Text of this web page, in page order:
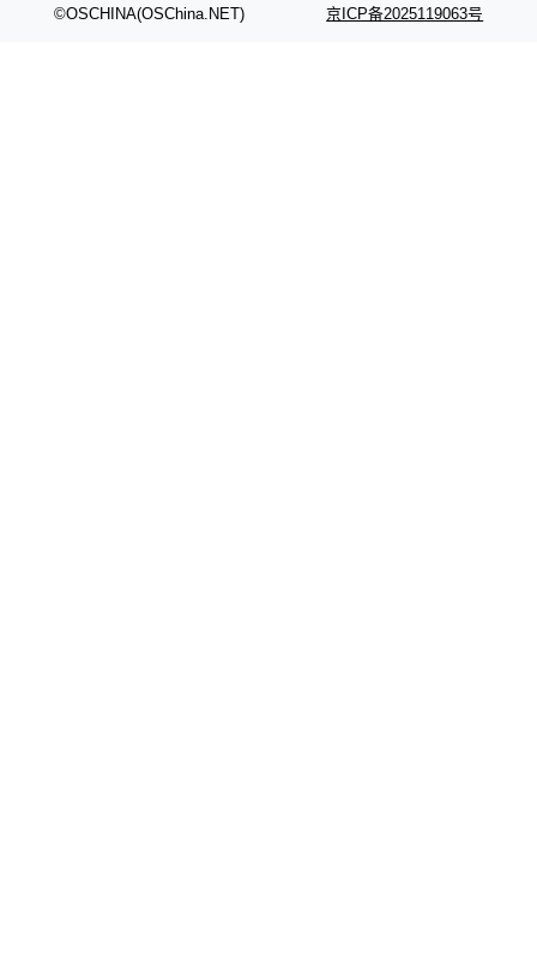
©OSCHINA(OSChina.NET) 京ICP备2025119063号